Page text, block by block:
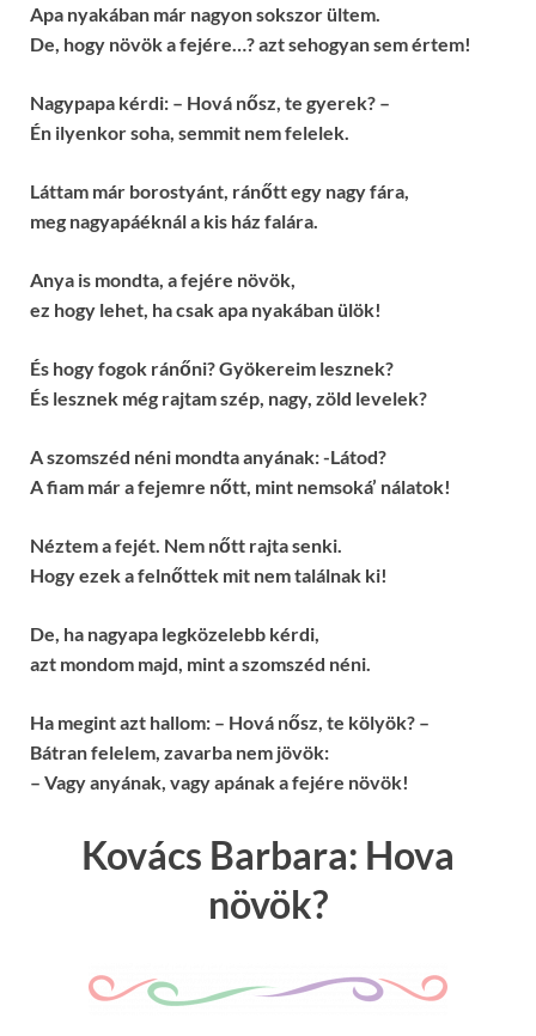
Apa nyakában már nagyon sokszor ültem.
De, hogy növök a fejére…? azt sehogyan sem értem!
Nagypapa kérdi: – Hová nősz, te gyerek? –
Én ilyenkor soha, semmit nem felelek.
Láttam már borostyánt, ránőtt egy nagy fára,
meg nagyapáéknál a kis ház falára.
Anya is mondta, a fejére növök,
ez hogy lehet, ha csak apa nyakában ülök!
És hogy fogok ránőni? Gyökereim lesznek?
És lesznek még rajtam szép, nagy, zöld levelek?
A szomszéd néni mondta anyának: -Látod?
A fiam már a fejemre nőtt, mint nemsoká’ nálatok!
Néztem a fejét. Nem nőtt rajta senki.
Hogy ezek a felnőttek mit nem találnak ki!
De, ha nagyapa legközelebb kérdi,
azt mondom majd, mint a szomszéd néni.
Ha megint azt hallom: – Hová nősz, te kölyök? –
Bátran felelem, zavarba nem jövök:
– Vagy anyának, vagy apának a fejére növök!
Kovács Barbara: Hova
növök?